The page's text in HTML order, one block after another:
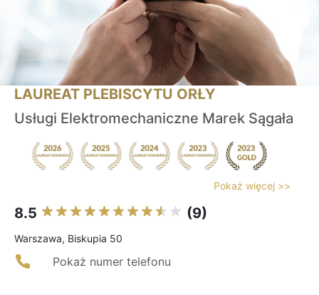
LAUREAT PLEBISCYTU ORŁY
Usługi Elektromechaniczne Marek Sągała
Pokaż więcej >>
8.5 (9)
Warszawa, Biskupia 50
Pokaż numer telefonu